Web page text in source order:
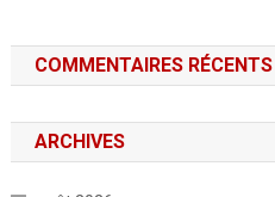
COMMENTAIRES RÉCENTS
ARCHIVES